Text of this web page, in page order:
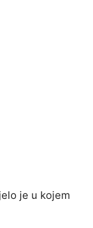
je u kojem